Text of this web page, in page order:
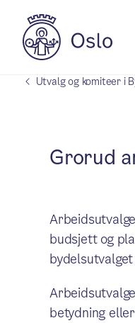
Utvalg og komiteer i
Grorud
budsjett og
betydning